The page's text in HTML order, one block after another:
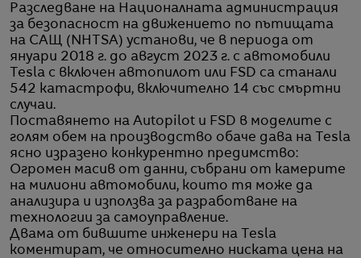
Разследване на Националната администрация
за безопасност на движението по пътищата
на САЩ (NHTSA) установи, че в периода от
януари 2018 г. до август 2023 г. с автомобили
Tesla с включен автопилот или FSD са станали
542 катастрофи, включително 14 със смъртни
случаи.
Поставянето на Autopilot и FSD в моделите с
голям обем на производство обаче дава на Tesla
ясно изразено конкурентно предимство:
Огромен масив от данни, събрани от камерите
на милиони автомобили, които тя може да
анализира и използва за разработване на
технологии за самоуправление.
Двама от бившите инженери на Tesla
коментират, че относително ниската цена на